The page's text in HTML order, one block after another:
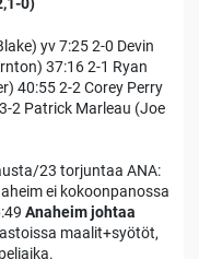
0)
yv 7:25 2-0 Devin
37:16 2-1 Ryan
40:55 2-2 Corey Perry
2 Patrick Marleau (Joe
23 torjuntaa ANA:
ei kokoonpanossa
Anaheim johtaa
maalit+syötöt,